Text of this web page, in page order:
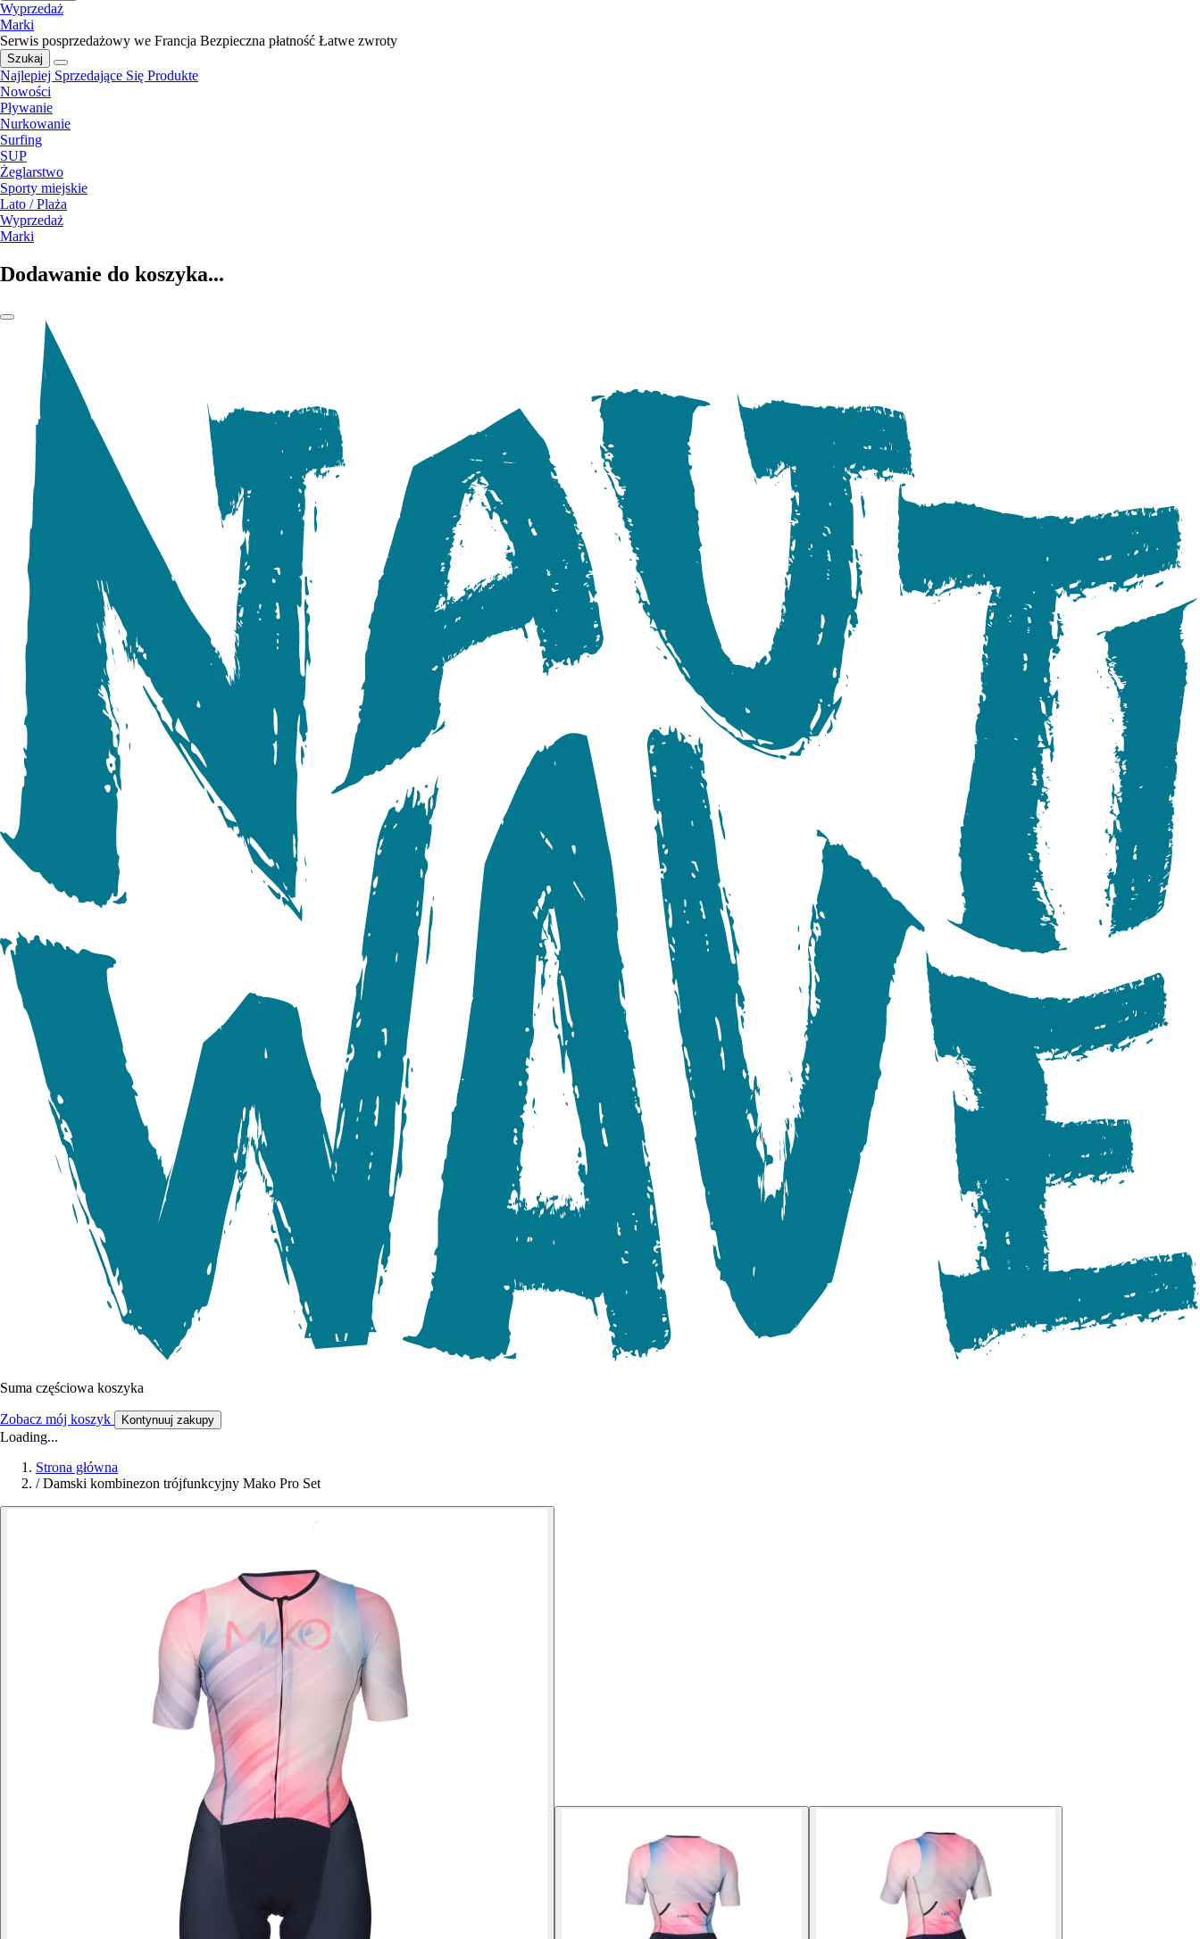
Wyprzedaż
Marki
Serwis posprzedażowy we Francja Bezpieczna płatność Łatwe zwroty
Szukaj
Najlepiej Sprzedające Się Produkte
Nowości
Pływanie
Nurkowanie
Surfing
SUP
Żeglarstwo
Sporty miejskie
Lato / Plaża
Wyprzedaż
Marki
Dodawanie do koszyka...
Suma częściowa koszyka
Zobacz mój koszyk Kontynuuj zakupy
Loading...
Strona główna
/ Damski kombinezon trójfunkcyjny Mako Pro Set